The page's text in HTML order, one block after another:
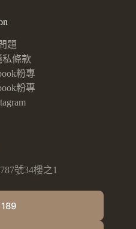
題
私條款
粉專
粉專
號34樓之1